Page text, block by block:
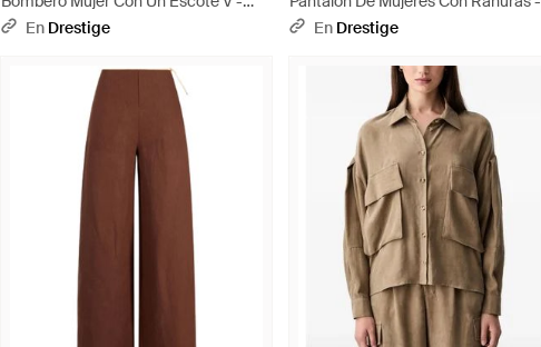
Rosa
En Drestige
Blanco
En Drestige